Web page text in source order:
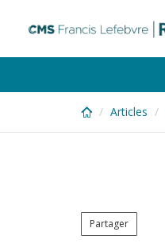
content
Articles
Partager